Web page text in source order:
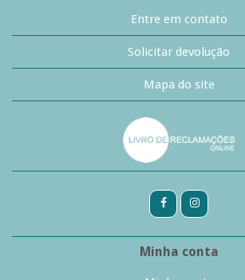
Entre em contato
Solicitar devolução
Mapa do site
Minha conta